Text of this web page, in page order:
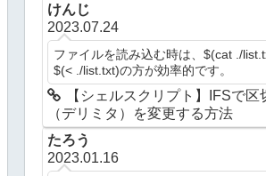
けんじ
2023.07.24
ファイルを読み込む時は、$(cat ./
$(< ./list.txt)の方が効率的です。
【シェルスクリプト】IFSで区
（デリミタ）を変更する方法
たろう
2023.01.16